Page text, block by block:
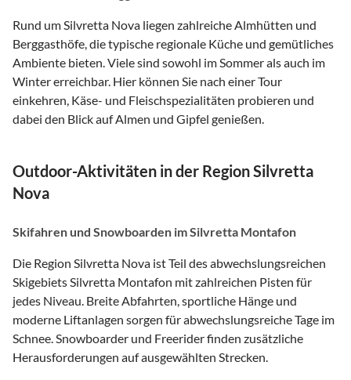
Rund um Silvretta Nova liegen zahlreiche Almhütten und
Berggasthöfe, die typische regionale Küche und gemütliches
Ambiente bieten. Viele sind sowohl im Sommer als auch im
Winter erreichbar. Hier können Sie nach einer Tour
einkehren, Käse- und Fleischspezialitäten probieren und
dabei den Blick auf Almen und Gipfel genießen.
Outdoor-Aktivitäten in der Region Silvretta
Nova
Skifahren und Snowboarden im Silvretta Montafon
Die Region Silvretta Nova ist Teil des abwechslungsreichen
Skigebiets Silvretta Montafon mit zahlreichen Pisten für
jedes Niveau. Breite Abfahrten, sportliche Hänge und
moderne Liftanlagen sorgen für abwechslungsreiche Tage im
Schnee. Snowboarder und Freerider finden zusätzliche
Herausforderungen auf ausgewählten Strecken.